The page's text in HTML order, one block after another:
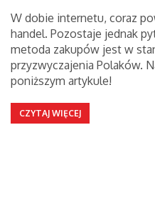
W dobie internetu, coraz
handel. Pozostaje jednak
metoda zakupów jest w
przyzwyczajenia Polaków.
poniższym artykule!
CZYTAJ WIĘCEJ